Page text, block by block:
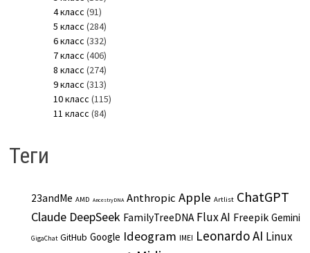
4 класс (91)
5 класс (284)
6 класс (332)
7 класс (406)
8 класс (274)
9 класс (313)
10 класс (115)
11 класс (84)
Теги
23andMe AMD AncestryDNA Anthropic Apple Artlist ChatGPT
Claude DeepSeek FamilyTreeDNA Flux AI Freepik Gemini
GigaChat GitHub Google Ideogram IMEI Leonardo AI Linux